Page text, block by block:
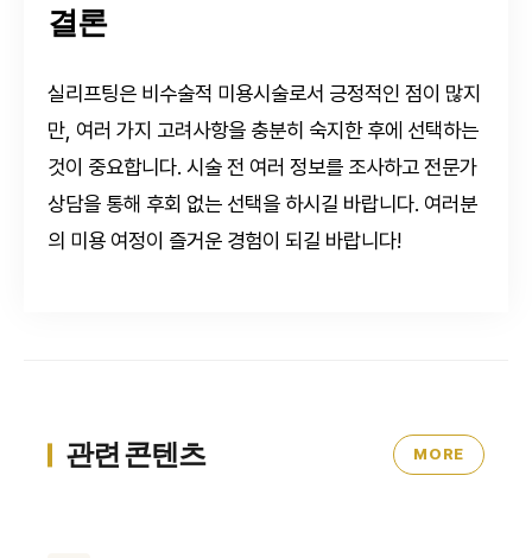
결론
실리프팅은 비수술적 미용시술로서 긍정적인 점이 많지
만, 여러 가지 고려사항을 충분히 숙지한 후에 선택하는
것이 중요합니다. 시술 전 여러 정보를 조사하고 전문가
상담을 통해 후회 없는 선택을 하시길 바랍니다. 여러분
의 미용 여정이 즐거운 경험이 되길 바랍니다!
관련 콘텐츠 MORE